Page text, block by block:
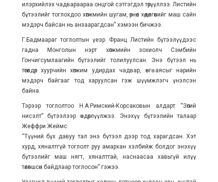
илэрхийлэх чадвараараа онцгой сэтгэгдэл төрүүллээ. Листийн
бүтээлийг тоглохдоо хөгжмийн шугам, өрнөл хөдөлгөөнийг маш сайн
мэдэрч байсан нь анзаарагдсан” хэмээн бичжээ.
Г.Бадмаараг тоглолтын үеэр Франц Листийн бүтээлүүдээс
гадна Монголын нэрт хөгжмийн зохиолч Сэмбийн
Гончигсумлаагийн бүтээлийг толилуулсан. Энэ бүтээл нь
төгөлдөр хуурчийн хөгжим удирдах чадвар, өнгө аясыг нарийн
мэдэрч байгааг тод харуулсан гэж шүүмжлэгч үнэлсэн
байна.
Тэрээр тоглолтоо Н.А.Римский-Корсаковын алдарт “Зөгий
нисэлт” бүтээлээр өндөрлүүлжээ. Энэхүү бүтээлийн талаар
Жеффри Жеймс:
“Түүний бүх давуу тал энэ бүтээл дээр тод харагдсан. Хэт
хурд, хяналтгүй тоглолт руу амархан хэлбийж болдог энэхүү
бүтээлийг маш нягт, хяналттай, наснаасаа хавьгүй илүү
төлөвшсөн байдлаар тоглосон” гэжээ.